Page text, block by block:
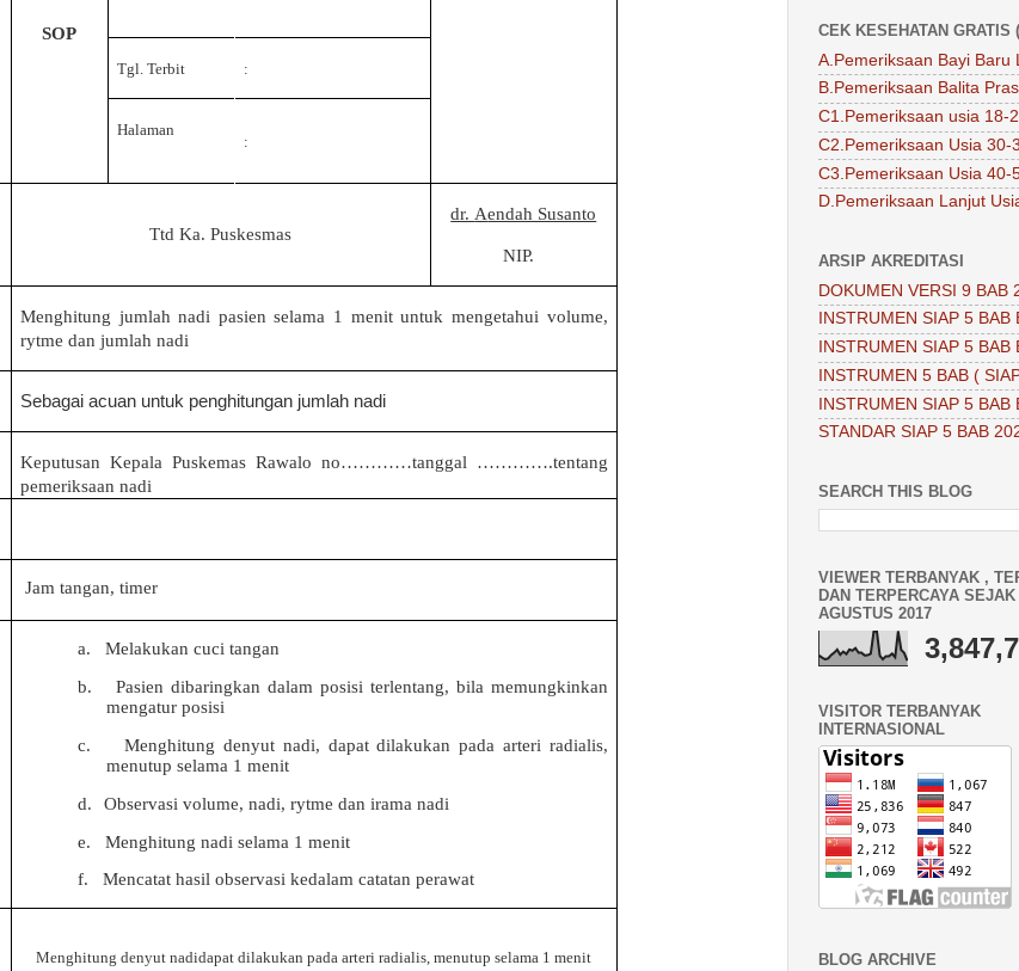
SOP
Tgl. Terbit :
Halaman
:
Ttd Ka. Puskesmas
dr. Aendah Susanto
NIP.
Menghitung jumlah nadi pasien selama 1 menit untuk mengetahui volume,
rytme dan jumlah nadi
Sebagai acuan untuk penghitungan jumlah nadi
Keputusan Kepala Puskemas Rawalo no…………tanggal ………….tentang
pemeriksaan nadi
Jam tangan, timer
a.
Melakukan cuci tangan
b.
Pasien dibaringkan dalam posisi terlentang, bila memungkinkan
mengatur posisi
c.
Menghitung denyut nadi, dapat dilakukan pada arteri radialis,
menutup selama 1 menit
d.
Observasi volume, nadi, rytme dan irama nadi
e.
Menghitung nadi selama 1 menit
f.
Mencatat hasil observasi kedalam catatan perawat
Menghitung denyut nadidapat dilakukan pada arteri radialis, menutup selama 1 menit
CEK KESEHATAN GRATIS
A.Pemeriksaan Bayi Baru
B.Pemeriksaan Balita
C1.Pemeriksaan usia 18-
C2.Pemeriksaan Usia 30-
C3.Pemeriksaan Usia 40-
D.Pemeriksaan Lanjut
ARSIP AKREDITASI
DOKUMEN VERSI 9 BAB
INSTRUMEN SIAP 5 BAB
INSTRUMEN SIAP 5 BAB
INSTRUMEN 5 BAB (
INSTRUMEN SIAP 5 BAB
STANDAR SIAP 5 BAB
SEARCH THIS BLOG
VIEWER TERBANYAK ,
DAN TERPERCAYA SEJAK
AGUSTUS 2017
VISITOR TERBANYAK
INTERNASIONAL
BLOG ARCHIVE